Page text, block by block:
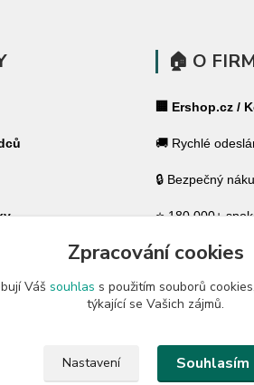
🏠 O
🏢 Ershop.cz /
🚚 Rychlé
🔒 Bezpečný
⭐ 180 000+
🇨🇿 Český
🛡️ GARANCE ✔
Zpracování cookies
Váš souhlas s použitím souborů
týkající se Vašich zájmů.
Nastavení Souhlasím